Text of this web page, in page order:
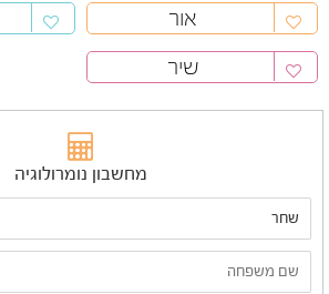
אור
שיר
מחשבון נומרולוגיה